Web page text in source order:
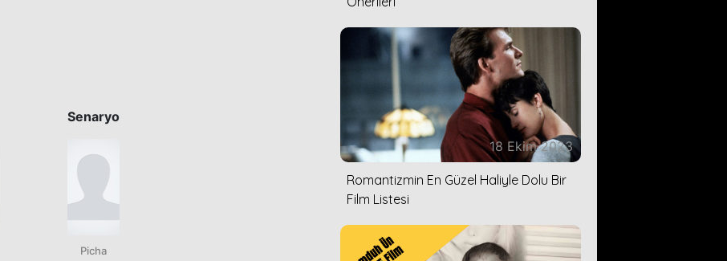
Senaryo
Picha
18 Ekim 2023
Romantizmin En Güzel Haliyle Dolu Bir
Film Listesi